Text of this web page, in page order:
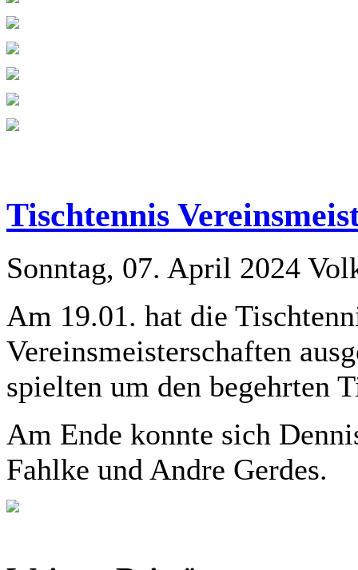
Tischtennis
Sonntag, 07. April 2024
Am 19.01. hat die
Vereinsmeisterschaften
spielten um den begehrten
Am Ende konnte sich
Fahlke und Andre Gerdes.